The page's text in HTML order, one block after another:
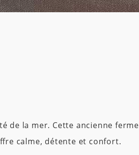
de la mer. Cette ancienne ferme
calme, détente et confort.